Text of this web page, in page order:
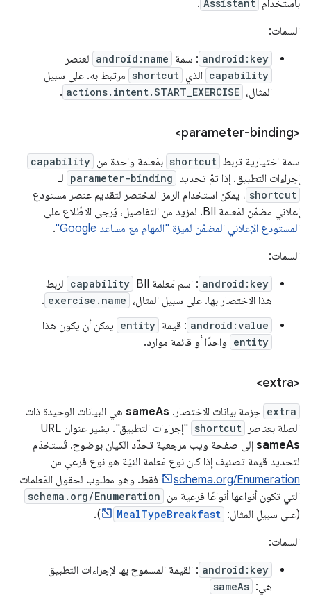
باستخدام Assistant
.
السمات:
android:key : سمة android:name لعنصر
capability الذي shortcut مرتبط به. على سبيل
المثال، actions.intent.START_EXERCISE
.
<parameter-binding>
سمة اختيارية تربط shortcut بمَعلمة واحدة من capability
إجراءات التطبيق. إذا تمّ تحديد parameter-binding لـ
shortcut ، يمكن استخدام الرمز المختصر لتقديم عنصر مستودع
إعلاني مضمّن لمَعلمة BII. لمزيد من التفاصيل، يُرجى الاطّلاع على
المستودع الإعلاني المضمّن لميزة "المهام مع مساعد Google"
.
السمات:
android:key : اسم مَعلمة BII‏ capability لربط
هذا الاختصار بها. على سبيل المثال، exercise.name
.
android:value : قيمة entity يمكن أن يكون هذا
entity واحدًا أو قائمة موارد.
<extra>
extra حِزمة بيانات الاختصار. sameAs هي البيانات الوحيدة ذات
الصلة بعناصر
shortcut "إجراءات التطبيق". يشير عنوان URL
sameAs إلى صفحة ويب مرجعية تحدِّد الكيان بوضوح. تُستخدَم
لتحديد قيمة تصنيف إذا كان نوع مَعلمة النيّة هو نوع فرعي من
schema.org/Enumeration
فقط. وهو مطلوب لحقول المَعلمات
التي تكون أنواعها أنواعًا فرعية من schema.org/Enumeration
(على سبيل المثال: MealTypeBreakfast
).
السمات:
android:key : القيمة المسموح بها لإجراءات التطبيق
هي: sameAs